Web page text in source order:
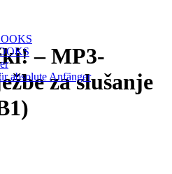
absolute Anfänger
– MP3-
za slušanje